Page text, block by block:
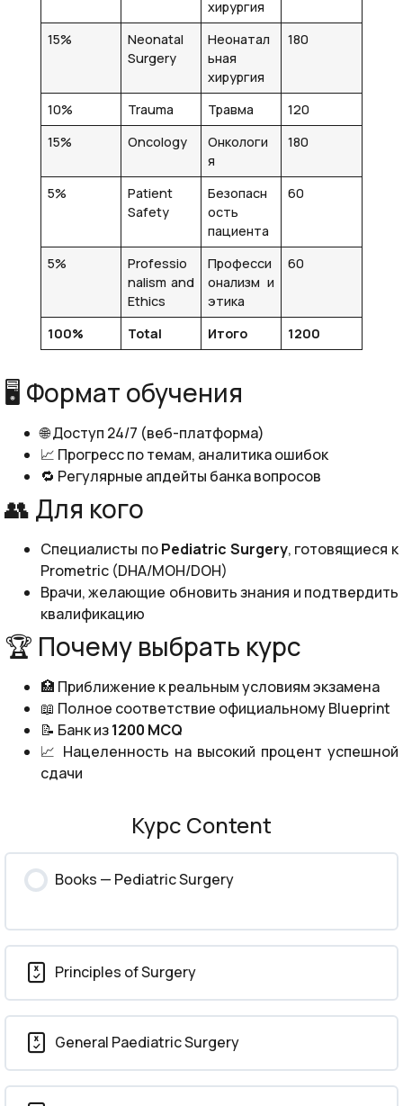
хирургия
15%
Neonatal
Surgery
Неонатал
ьная
хирургия
180
10% Trauma Травма
120
15%
Oncology
Онкологи
я
180
5%
Patient
Safety
Безопасн
ость
пациента
60
5%
Professio
nalism and
Ethics
Професси
онализм и
этика
60
100% Total Итого 1200
🖥 Формат обучения
🌐 Доступ 24/7 (веб-платформа)
📈 Прогресс по темам, аналитика ошибок
🔁 Регулярные апдейты банка вопросов
👥 Для кого
Специалисты поPediatric Surgery, готовящиеся к
Prometric (DHA/MOH/DOH)
Врачи, желающие обновить знания и подтвердить
квалификацию
🏆 Почему выбрать курс
🏥 Приближение к реальным условиям экзамена
📖 Полное соответствие официальному Blueprint
📝 Банк из1200 MCQ
📈 Нацеленность на высокий процент успешной
сдачи
Курс Content
Books — Pediatric Surgery
Principles of Surgery
General Paediatric Surgery